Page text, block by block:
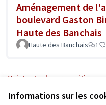
Informations sur les
Aménagement de
boulevard Gaston
Haute des Banchais
Haute des Banchais 1
Voir toutes les propositions